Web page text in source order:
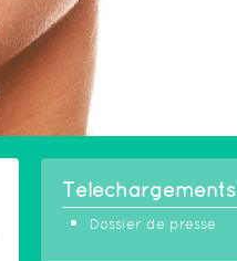
Téléchargements
Dossier de presse